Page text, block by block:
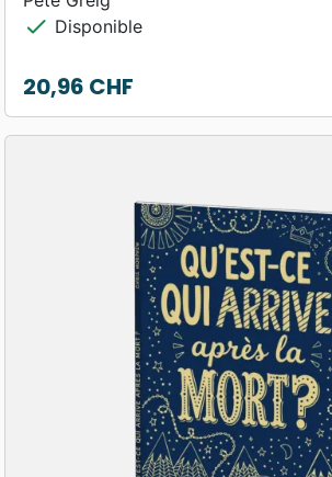
check Disponible
Prix
20,96 CHF